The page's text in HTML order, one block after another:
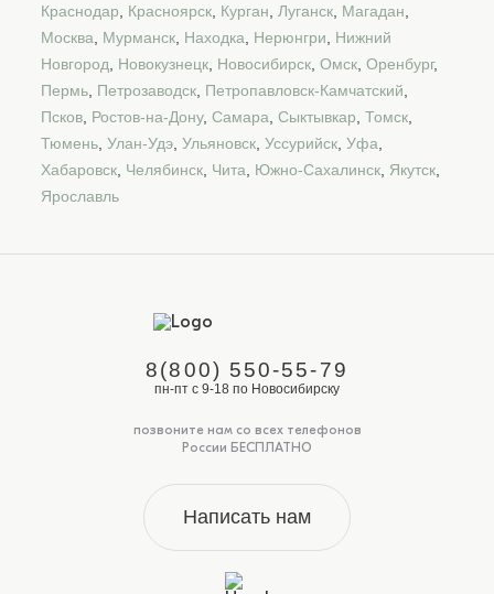
Краснодар
Красноярск Курган Луганск Магадан
Москва
Мурманск Находка Нерюнгри
Нижний
Новгород
Новокузнецк Новосибирск Омск Оренбург,
Пермь Петрозаводск Петропавловск-Камчатский
Псков Ростов-на-Дону, Самара Сыктывкар Томск
Тюмень Улан-Удэ Ульяновск Уссурийск Уфа
Хабаровск Челябинск Чита Южно-Сахалинск Якутск
Ярославль
8(800) 550-55-79
пн-пт с 9-18 по Новосибирску
позвоните нам со всех телефонов
России БЕСПЛАТНО
Написать нам